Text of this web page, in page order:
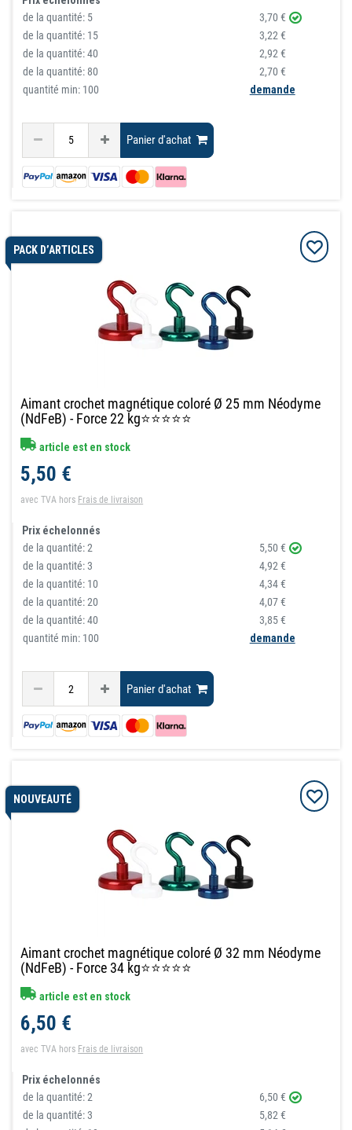
de la quantité: 5
3,70 €
de la quantité: 15
3,22 €
de la quantité:40
2,92 €
de la quantité: 80
2,70 €
quantité min: 100
demande
Panier d'achat
PACK D’ARTICLES
Aimant crochet magnétique coloré Ø 25 mm Néodyme
(NdFeB) - Force 22 kg⭐⭐⭐⭐⭐
article est en stock
5,50 €
avec TVA hors Frais de livraison
Prix échelonnés
de la quantité:2
5,50 €
de la quantité:3
4,92 €
de la quantité: 10
4,34 €
de la quantité:20
4,07 €
de la quantité:40
3,85 €
quantité min: 100
demande
Panier d'achat
NOUVEAUTÉ
Aimant crochet magnétique coloré Ø 32 mm Néodyme
(NdFeB) - Force 34 kg⭐⭐⭐⭐⭐
article est en stock
6,50 €
avec TVA hors Frais de livraison
Prix échelonnés
de la quantité:2
6,50 €
de la quantité:3
5,82 €